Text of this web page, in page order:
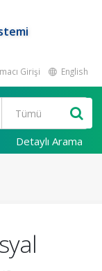
Girişi English
Detaylı Arama